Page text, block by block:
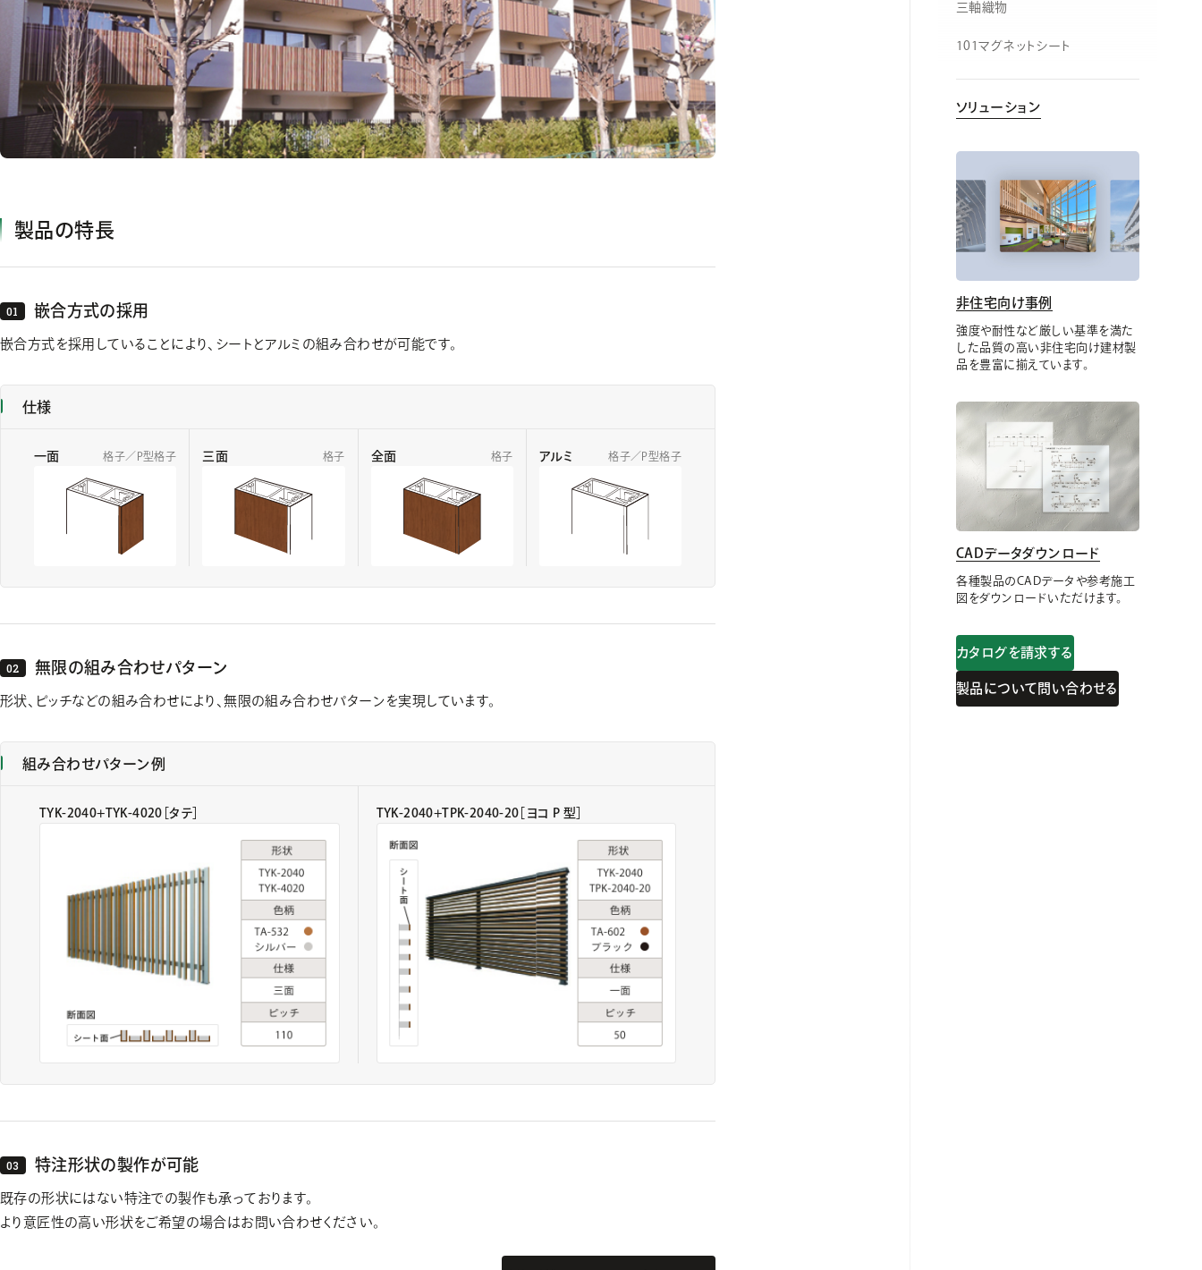
製品の特長
嵌合方式の採用
嵌合方式を採用していることにより、シートとアルミの組み合わせが可能です。
仕様
一面 格子／P型格子 三面 格子 全面 格子 アルミ 格子／P型格子
無限の組み合わせパターン
形状、ピッチなどの組み合わせにより、無限の組み合わせパターンを実現しています。
組み合わせパターン例
TYK-2040+TYK-4020［タテ］ TYK-2040+TPK-2040-20［ヨコ P 型］
特注形状の製作が可能
既存の形状にはない特注での製作も承っております。
より意匠性の高い形状をご希望の場合はお問い合わせください。
三軸織物
101マグネットシート
ソリューション
非住宅向け事例
強度や耐性など厳しい基準を満た
した品質の高い非住宅向け建材製
品を豊富に揃えています。
CADデータダウンロード
各種製品のCADデータや参考施工
図をダウンロードいただけます。
カタログを請求する
製品について問い合わせる